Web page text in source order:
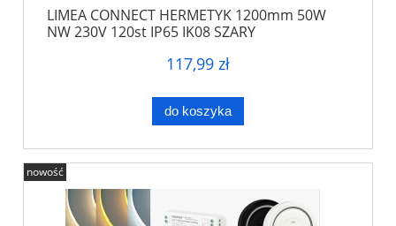
LIMEA CONNECT HERMETYK 1200mm 50W
NW 230V 120st IP65 IK08 SZARY
117,99 zł
do koszyka
nowość